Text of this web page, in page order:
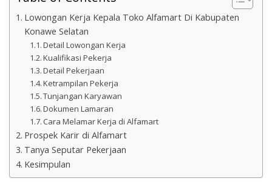
Lowongan Kerja Kepala Toko Alfamart Di Kabupaten
Konawe Selatan
Detail Lowongan Kerja
Kualifikasi Pekerja
Detail Pekerjaan
Ketrampilan Pekerja
Tunjangan Karyawan
Dokumen Lamaran
Cara Melamar Kerja di Alfamart
Prospek Karir di Alfamart
Tanya Seputar Pekerjaan
Kesimpulan